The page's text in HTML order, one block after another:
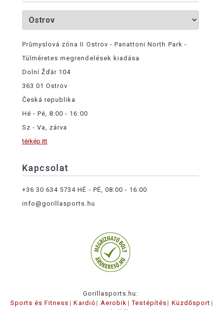
Průmyslová zóna II Ostrov - Panattoni North Park -
Túlméretes megrendelések kiadása
Dolní Žďár 104
363 01 Ostrov
Česká republika
Hé - Pé, 8:00 - 16:00
Sz - Va, zárva
térkép itt
Kapcsolat
+36 30 634 5734 HÉ - PÉ, 08:00 - 16:00
info@gorillasports.hu
Gorillasports.hu:
Sports és Fitness
Kardió Aerobik Testépítés
Küzdősport